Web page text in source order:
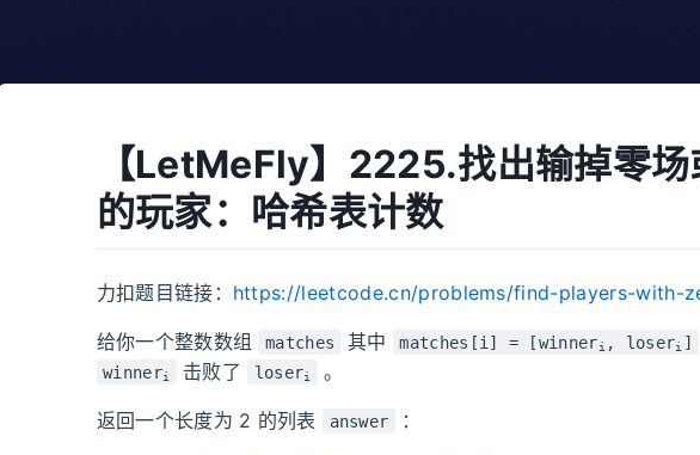
【LetMeFly】2225.找出输掉零
的玩家：哈希表计数
力扣题目链接： https://leetcode.cn/problems/find-players-with-
给你一个整数数组 matches 其中 matches[i] = [winneri , loseri ]
winneri 击败了 loseri 。
返回一个长度为 2 的列表 answer ：